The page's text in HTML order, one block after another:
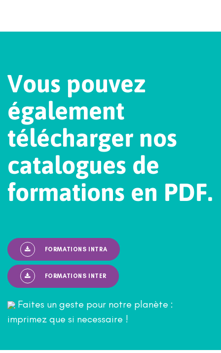
Vous pouvez
également
télécharger nos
catalogues de
formations en PDF.
FORMATIONS INTRA
FORMATIONS INTER
Faites un geste pour notre planète :
imprimez que si necessaire !